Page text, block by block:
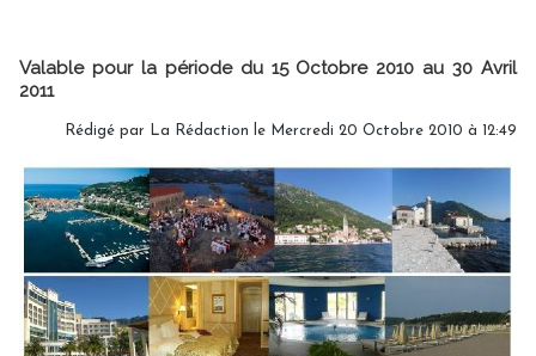
Valable pour la période du 15 Octobre 2010 au 30 Avril
2011
Rédigé par La Rédaction le Mercredi 20 Octobre 2010 à 12:49